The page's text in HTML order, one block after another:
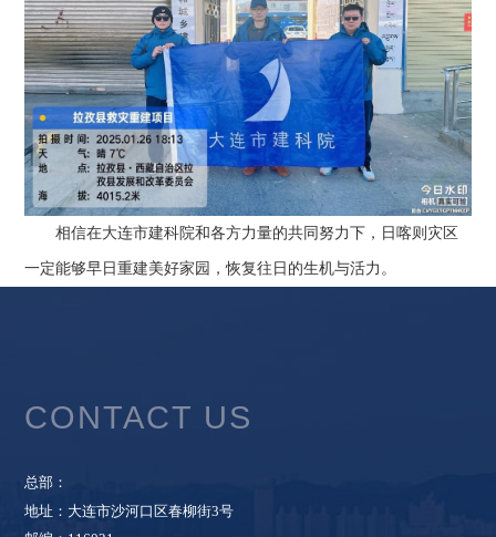
相信在大连市建科院和各方力量的共同努力下，日喀则灾区
一定能够早日重建美好家园，恢复往日的生机与活力。
CONTACT US
总部：
地址：大连市沙河口区春柳街3号